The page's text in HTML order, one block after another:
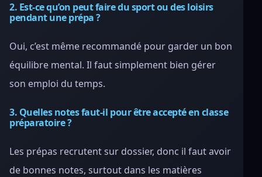
2. Est-ce qu’on peut faire du sport ou des loisirs
pendant une prépa ?
Oui, c’est même recommandé pour garder un bon
équilibre mental. Il faut simplement bien gérer
son emploi du temps.
3. Quelles notes faut-il pour être accepté en classe
préparatoire ?
Les prépas recrutent sur dossier, donc il faut avoir
de bonnes notes, surtout dans les matières